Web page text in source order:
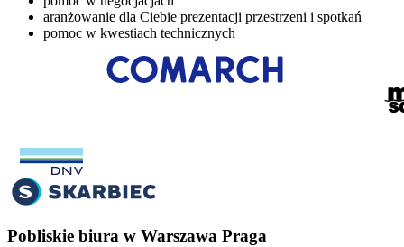
aranżowanie dla Ciebie prezentacji przestrzeni i spotkań
pomoc w kwestiach technicznych
Pobliskie biura w Warszawa Praga